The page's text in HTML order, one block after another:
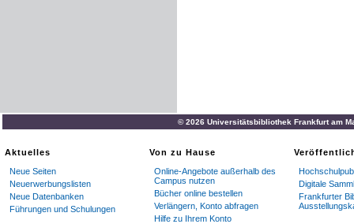
© 2026 Universitätsbibliothek Frankfurt am
Aktuelles
Neue Seiten
Neuerwerbungslisten
Neue Datenbanken
Führungen und Schulungen
Von zu Hause
Online-Angebote außerhalb des
Campus nutzen
Bücher online bestellen
Verlängern, Konto abfragen
Hilfe zu Ihrem Konto
Digitale
Frankfurter